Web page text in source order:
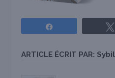
ARTICLE ÉCRIT PAR: